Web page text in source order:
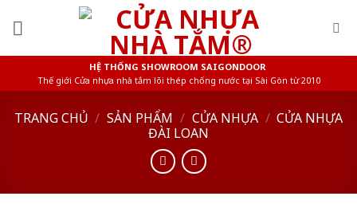
HỆ THỐNG SHOWROOM SAIGONDOOR
Thế giới Cửa nhựa nhà tắm lõi thép chống nước tại Sài Gòn từ 2010
TRANG CHỦ / SẢN PHẨM / CỬA NHỰA / CỬA NHỰA
ĐÀI LOAN